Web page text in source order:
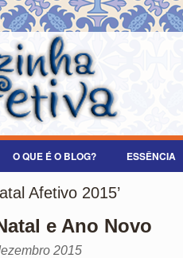
O QUE É O BLOG? ESSÊNCIA
Afetivo 2015’
e Ano Novo
2015